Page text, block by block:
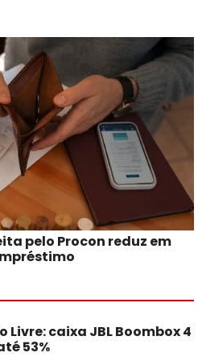
pelo Procon reduz em
Livre: caixa JBL Boombox 4
53%